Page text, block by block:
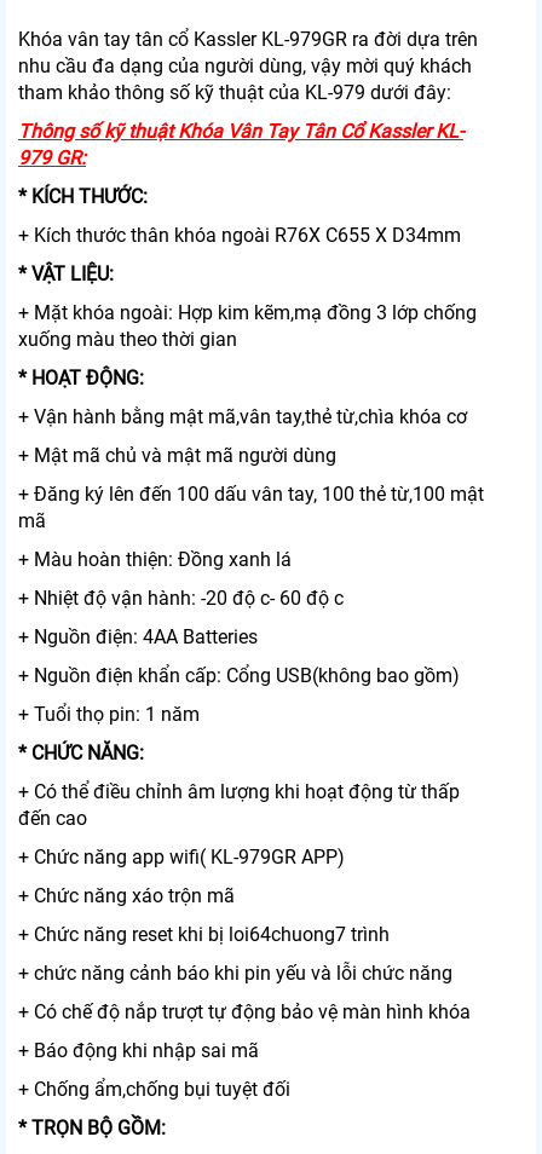
Khóa vân tay tân cổ Kassler KL-979GR ra đời dựa trên
nhu cầu đa dạng của người dùng, vậy mời quý khách
tham khảo thông số kỹ thuật của KL-979 dưới đây:
Thông số kỹ thuật Khóa Vân Tay Tân Cổ Kassler KL-
979 GR:
* KÍCH THƯỚC:
+ Kích thước thân khóa ngoài R76X C655 X D34mm
* VẬT LIỆU:
+ Mặt khóa ngoài: Hợp kim kẽm,mạ đồng 3 lớp chống
xuống màu theo thời gian
* HOẠT ĐỘNG:
+ Vận hành bằng mật mã,vân tay,thẻ từ,chìa khóa cơ
+ Mật mã chủ và mật mã người dùng
+ Đăng ký lên đến 100 dấu vân tay, 100 thẻ từ,100 mật
mã
+ Màu hoàn thiện: Đồng xanh lá
+ Nhiệt độ vận hành: -20 độ c- 60 độ c
+ Nguồn điện: 4AA Batteries
+ Nguồn điện khẩn cấp: Cổng USB(không bao gồm)
+ Tuổi thọ pin: 1 năm
* CHỨC NĂNG:
+ Có thể điều chỉnh âm lượng khi hoạt động từ thấp
đến cao
+ Chức năng app wifi( KL-979GR APP)
+ Chức năng xáo trộn mã
+ Chức năng reset khi bị loi64chuong7 trình
+ chức năng cảnh báo khi pin yếu và lỗi chức năng
+ Có chế độ nắp trượt tự động bảo vệ màn hình khóa
+ Báo động khi nhập sai mã
+ Chống ẩm,chống bụi tuyệt đối
* TRỌN BỘ GỒM: